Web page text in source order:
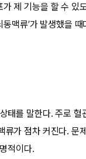
제 기능을 할 수 있
맥류’가 발생했을 때
태를 말한다. 주로 혈
류가 점차 커진다. 문
적이다.